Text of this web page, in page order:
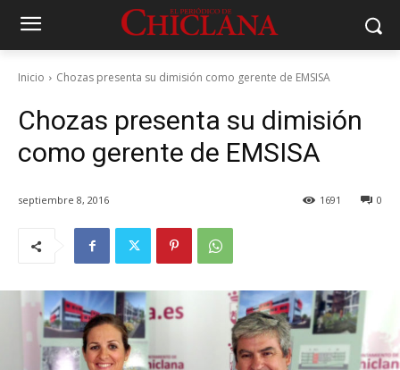
Inicio Chozas presenta su dimisión como gerente de EMSISA
Chozas presenta su dimisión
como gerente de EMSISA
septiembre 8, 2016 0
1691